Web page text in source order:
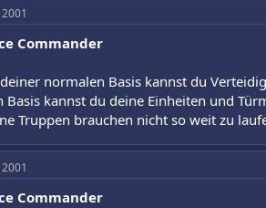
Commander
normalen Basis kannst du
Basis kannst du deine Einheiten und
Truppen brauchen nicht so weit zu
Commander